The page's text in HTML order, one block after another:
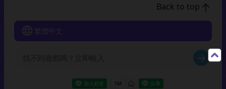
Back to top
繁體中文